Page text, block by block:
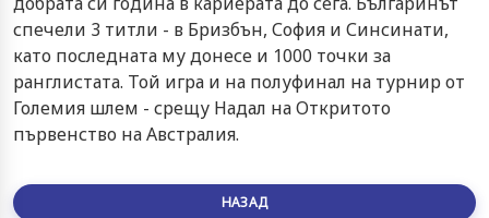
спечели 3 титли - в Бризбън, София и Синсинати,
като последната му донесе и 1000 точки за
ранглистата. Той игра и на полуфинал на турнир от
Големия шлем - срещу Надал на Откритото
първенство на Австралия.
НАЗАД